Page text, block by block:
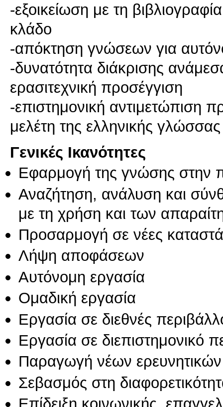
-εξοικείωση με τη
κλάδο
-απόκτηση γνώσεων για
-δυνατότητα διάκρισης
ερασιτεχνική προσέγγιση
-επιστημονική αντιμετώπιση
μελέτη της ελληνικής γλώσσας
Γενικές Ικανότητες
Εφαρμογή της γνώσης στην
Αναζήτηση, ανάλυση και
με τη χρήση και των
Προσαρμογή σε νέες
Λήψη αποφάσεων
Αυτόνομη εργασία
Ομαδική εργασία
Εργασία σε διεθνές
Εργασία σε διεπιστημονικό
Παραγωγή νέων
Σεβασμός στη